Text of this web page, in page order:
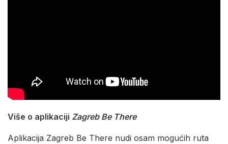
Više o aplikaciji Zagreb Be There
Aplikacija Zagreb Be There nudi osam mogućih ruta